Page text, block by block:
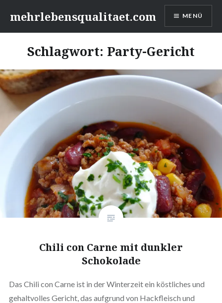
Inhalt
springen
mehrlebensqualitaet.com MENÜ
Schlagwort: Party-Gericht
Chili con Carne mit dunkler
Schokolade
Das Chili con Carne ist in der Winterzeit ein köstliches und
gehaltvolles Gericht, das aufgrund von Hackfleisch und